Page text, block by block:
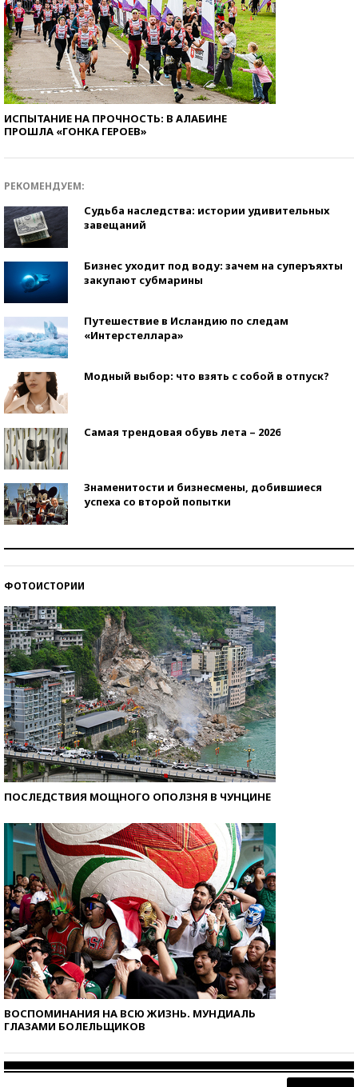
ИСПЫТАНИЕ НА ПРОЧНОСТЬ: В АЛАБИНЕ
ПРОШЛА «ГОНКА ГЕРОЕВ»
РЕКОМЕНДУЕМ:
Судьба наследства: истории удивительных
завещаний
Бизнес уходит под воду: зачем на суперъяхты
закупают субмарины
Путешествие в Исландию по следам
«Интерстеллара»
Модный выбор: что взять с собой в отпуск?
Самая трендовая обувь лета – 2026
Знаменитости и бизнесмены, добившиеся
успеха со второй попытки
ФОТОИСТОРИИ
ПОСЛЕДСТВИЯ МОЩНОГО ОПОЛЗНЯ В ЧУНЦИНЕ
ВОСПОМИНАНИЯ НА ВСЮ ЖИЗНЬ. МУНДИАЛЬ
ГЛАЗАМИ БОЛЕЛЬЩИКОВ